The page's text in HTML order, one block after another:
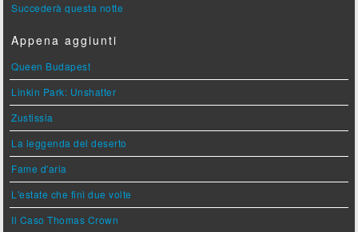
Succederà questa notte
Appena aggiunti
Queen Budapest
Linkin Park: Unshatter
Zustissia
La leggenda del deserto
Fame d'aria
L'estate che finì due volte
Il Caso Thomas Crown